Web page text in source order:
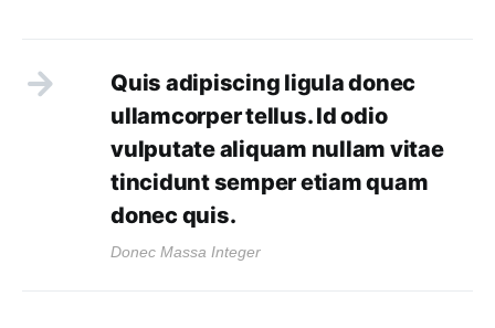
Quis adipiscing ligula donec
ullamcorper tellus. Id odio
vulputate aliquam nullam vitae
tincidunt semper etiam quam
donec quis.
Donec Massa Integer